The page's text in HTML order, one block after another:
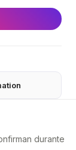
durante